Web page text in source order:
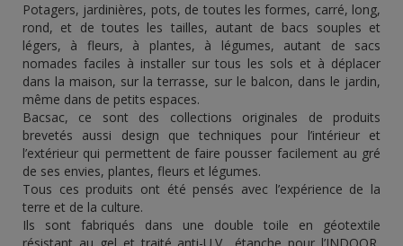
Potagers, jardinières, pots, de toutes les formes, carré, long,
rond, et de toutes les tailles, autant de bacs souples et
légers, à fleurs, à plantes, à légumes, autant de sacs
nomades faciles à installer sur tous les sols et à déplacer
dans la maison, sur la terrasse, sur le balcon, dans le jardin,
même dans de petits espaces.
Bacsac, ce sont des collections originales de produits
brevetés aussi design que techniques pour l’intérieur et
l’extérieur qui permettent de faire pousser facilement au gré
de ses envies, plantes, fleurs et légumes.
Tous ces produits ont été pensés avec l’expérience de la
terre et de la culture.
Ils sont fabriqués dans une double toile en géotextile